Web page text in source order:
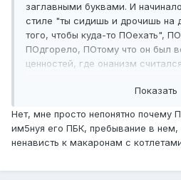
заглавными буквами. И
стиле "ты сидишь и дрочишь на
того, чтобы куда-то ПОехать",
ПОдгорело, ПОтому что он был
ценностей, где онанизм
Показать
Нет, мне просто непонятно почему
им5нуя его ПБК, пребывание в
ненависть к макаронам с